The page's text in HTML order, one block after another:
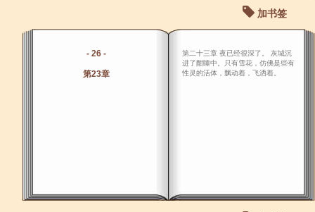
加书签
- 26 -
第23章
第二十三章 夜已经很深了。 灰城沉
进了酣睡中。只有雪花，仿佛是些有
性灵的活体，飘动着，飞洒着。